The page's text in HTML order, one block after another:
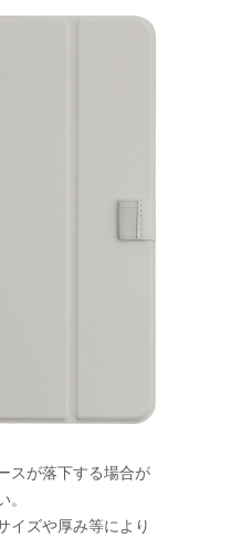
ダー付き。
スが落下する場合が
イズや厚み等により